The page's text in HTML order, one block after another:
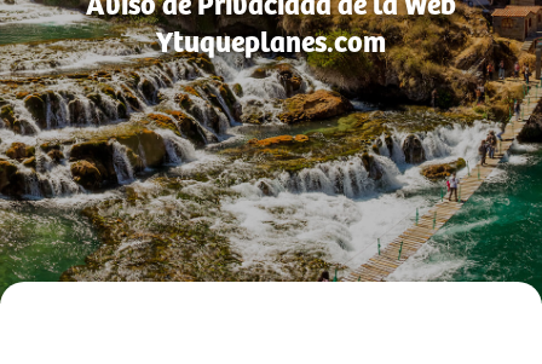
Aviso de Privacidad de la Web
Ytuqueplanes.com